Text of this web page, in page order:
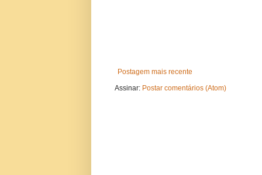
Postagem mais recente
Assinar: Postar comentários (Atom)